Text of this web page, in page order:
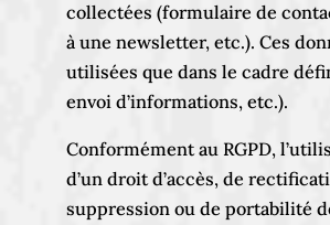
collectées (formulaire de
à une newsletter, etc.). Ces
utilisées que dans le cadre
envoi d’informations, etc.).
Conformément au RGPD,
d’un droit d’accès, de
suppression ou de portabilité